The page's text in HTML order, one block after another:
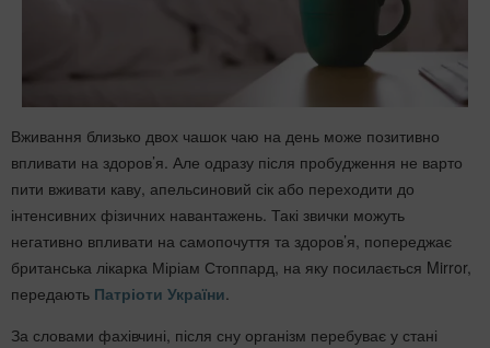
Вживання близько двох чашок чаю на день може позитивно
впливати на здоров’я. Але одразу після пробудження не варто
пити вживати каву, апельсиновий сік або переходити до
інтенсивних фізичних навантажень. Такі звички можуть
негативно впливати на самопочуття та здоров’я, попереджає
британська лікарка Міріам Стоппард, на яку посилається Mirror,
передають Патріоти України.
За словами фахівчині, після сну організм перебуває у стані